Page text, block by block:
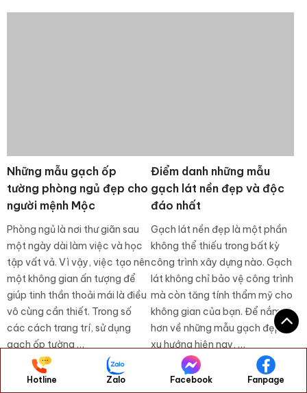
Phòng ngủ là nơi thư giãn sau
một ngày dài làm việc và học
tập vất vả. Vì vậy, việc tạo nên
một không gian ấn tượng để
giúp tinh thần thoải mái là điều
vô cùng cần thiết. Trong số
các cách trang trí, sử dụng
gạch ốp tường …
Điểm danh những mẫu
gạch lát nền đẹp và độc
đáo nhất
Gạch lát nền đẹp là một phần
không thể thiếu trong bất kỳ
công trình xây dựng nào. Gạch
lát không chỉ bảo vệ công trình
mà còn tăng tính thẩm mỹ cho
không gian của bạn. Để nắm rõ
hơn về những mẫu gạch đẹp,
xu hướng hiện nay, …
Hotline Zalo Facebook Fanpage